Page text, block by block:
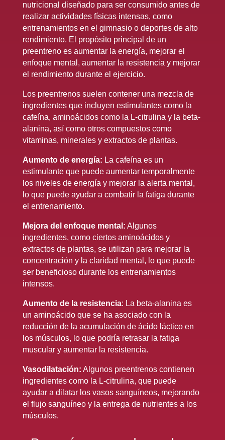
nutricional diseñado para ser consumido antes de
realizar actividades físicas intensas, como
entrenamientos en el gimnasio o deportes de alto
rendimiento. El propósito principal de un
preentreno es aumentar la energía, mejorar el
enfoque mental, aumentar la resistencia y mejorar
el rendimiento durante el ejercicio.
Los preentrenos suelen contener una mezcla de
ingredientes que incluyen estimulantes como la
cafeína, aminoácidos como la L-citrulina y la beta-
alanina, así como otros compuestos como
vitaminas, minerales y extractos de plantas.
Aumento de energía: La cafeína es un
estimulante que puede aumentar temporalmente
los niveles de energía y mejorar la alerta mental,
lo que puede ayudar a combatir la fatiga durante
el entrenamiento.
Mejora del enfoque mental: Algunos
ingredientes, como ciertos aminoácidos y
extractos de plantas, se utilizan para mejorar la
concentración y la claridad mental, lo que puede
ser beneficioso durante los entrenamientos
intensos.
Aumento de la resistencia: La beta-alanina es
un aminoácido que se ha asociado con la
reducción de la acumulación de ácido láctico en
los músculos, lo que podría retrasar la fatiga
muscular y aumentar la resistencia.
Vasodilatación: Algunos preentrenos contienen
ingredientes como la L-citrulina, que puede
ayudar a dilatar los vasos sanguíneos, mejorando
el flujo sanguíneo y la entrega de nutrientes a los
músculos.